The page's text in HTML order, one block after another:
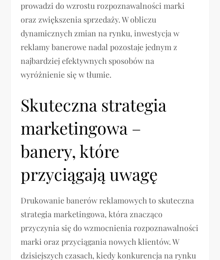
prowadzi do wzrostu rozpoznawalności marki
oraz zwiększenia sprzedaży. W obliczu
dynamicznych zmian na rynku, inwestycja w
reklamy banerowe nadal pozostaje jednym z
najbardziej efektywnych sposobów na
wyróżnienie się w tłumie.
Skuteczna strategia
marketingowa –
banery, które
przyciągają uwagę
Drukowanie banerów reklamowych to skuteczna
strategia marketingowa, która znacząco
przyczynia się do wzmocnienia rozpoznawalności
marki oraz przyciągania nowych klientów. W
dzisiejszych czasach, kiedy konkurencja na rynku